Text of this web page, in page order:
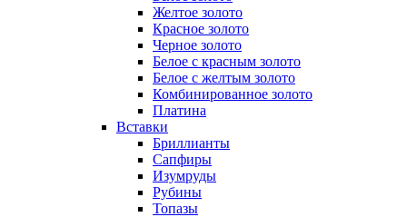
Желтое золото
Красное золото
Черное золото
Белое с красным золото
Белое с желтым золото
Комбинированное золото
Платина
Вставки
Бриллианты
Сапфиры
Изумруды
Рубины
Топазы